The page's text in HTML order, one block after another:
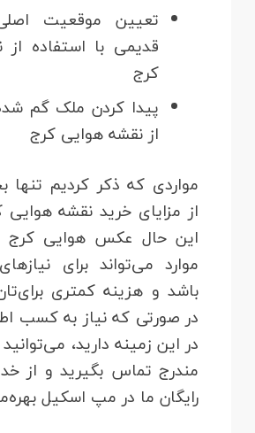
تعیین موقعیت
قدیمی با استفاده
کرج
پیدا کردن ملک گم
از نقشه هوایی کرج
مواردی که ذکر کردیم
از مزایای خرید نقشه
این حال عکس هوایی کرج
موارد می‌تواند برای
باشد و هزینه کمتری
در صورتی که نیاز به کسب
در این زمینه دارید،
مندرج تماس بگیرید و از
رایگان ما در مپ اسکیل